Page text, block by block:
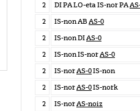
2
DI PA LO-eta IS-nor PA
2
IS-non AB AS-0
2
IS-non DIAS-0
2
IS-non IS-norAS-0
2
IS-norAS-0IS-non
2
IS-norAS-0IS-nork
2
IS-norAS-noiz